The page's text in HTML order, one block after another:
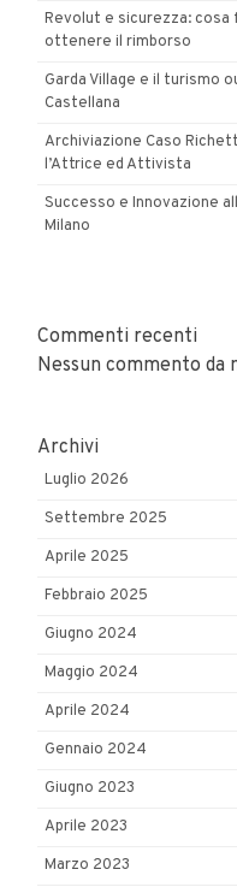
Revolut e sicurezza: cosa
ottenere il rimborso
Garda Village e il turismo
Castellana
Archiviazione Caso
l’Attrice ed Attivista
Successo e Innovazione
Milano
Commenti recenti
Nessun commento da
Archivi
Luglio 2026
Settembre 2025
Aprile 2025
Febbraio 2025
Giugno 2024
Maggio 2024
Aprile 2024
Gennaio 2024
Giugno 2023
Aprile 2023
Marzo 2023